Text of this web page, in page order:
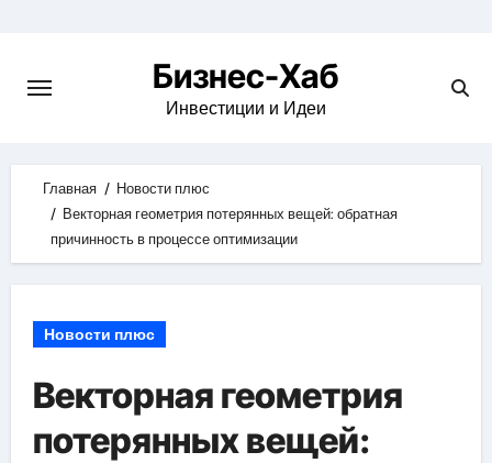
content
Бизнес-Хаб
Инвестиции и Идеи
Главная
Новости плюс
Векторная геометрия потерянных вещей: обратная
причинность в процессе оптимизации
Новости плюс
Векторная геометрия
потерянных вещей: